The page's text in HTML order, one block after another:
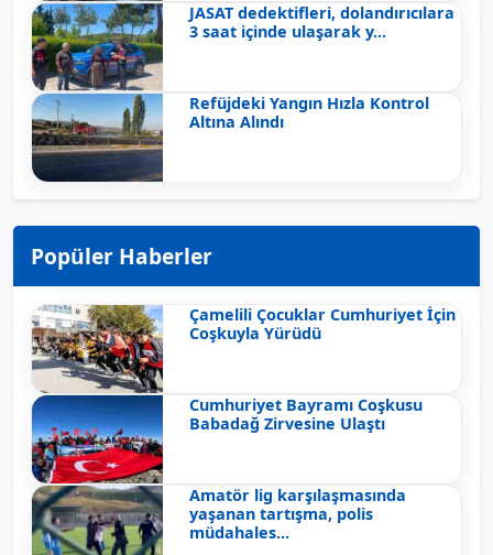
JASAT dedektifleri, dolandırıcılara
3 saat içinde ulaşarak y...
Refüjdeki Yangın Hızla Kontrol
Altına Alındı
Popüler Haberler
Çamelili Çocuklar Cumhuriyet İçin
Coşkuyla Yürüdü
Cumhuriyet Bayramı Coşkusu
Babadağ Zirvesine Ulaştı
Amatör lig karşılaşmasında
yaşanan tartışma, polis
müdahales...